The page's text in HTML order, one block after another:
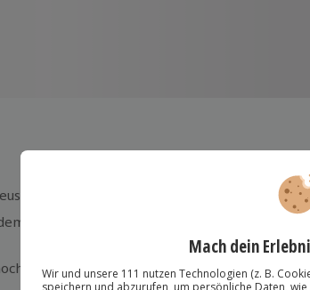
Konzert
Konzertticket (direkt in Hohenschwangau
zu Schloss Neuschwanstein und zurück ins